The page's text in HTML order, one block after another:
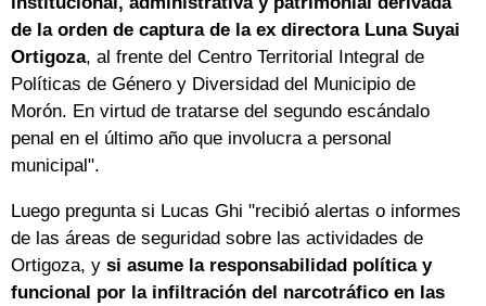
de la orden de captura de la ex directora Luna Suyai
Ortigoza, al frente del Centro Territorial Integral de
Políticas de Género y Diversidad del Municipio de
Morón. En virtud de tratarse del segundo escándalo
penal en el último año que involucra a personal
municipal".
Luego pregunta si Lucas Ghi "recibió alertas o informes
de las áreas de seguridad sobre las actividades de
Ortigoza, y si asume la responsabilidad política y
funcional por la infiltración del narcotráfico en las